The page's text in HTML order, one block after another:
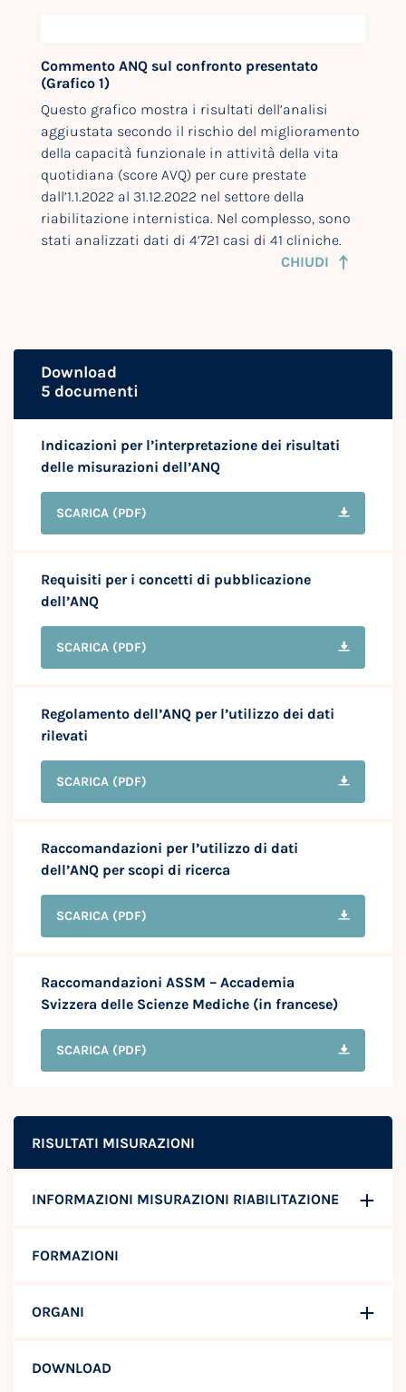
RISULTATI MISURAZIONI
INFORMAZIONI MISURAZIONI RIABILITAZIONE
FORMAZIONI
ORGANI
DOWNLOAD
Commento ANQ sul confronto presentato
(Grafico 1)
Questo grafico mostra i risultati dell’analisi
aggiustata secondo il rischio del miglioramento
della capacità funzionale in attività della vita
quotidiana (score AVQ) per cure prestate
dall’1.1.2022 al 31.12.2022 nel settore della
riabilitazione internistica. Nel complesso, sono
stati analizzati dati di 4’721 casi di 41 cliniche.
CHIUDI
Download
5 documenti
Indicazioni per l’interpretazione dei risultati
delle misurazioni dell’ANQ
SCARICA (PDF)
Requisiti per i concetti di pubblicazione
dell’ANQ
SCARICA (PDF)
Regolamento dell’ANQ per l’utilizzo dei dati
rilevati
SCARICA (PDF)
Raccomandazioni per l’utilizzo di dati
dell’ANQ per scopi di ricerca
SCARICA (PDF)
Raccomandazioni ASSM – Accademia
Svizzera delle Scienze Mediche (in francese)
SCARICA (PDF)